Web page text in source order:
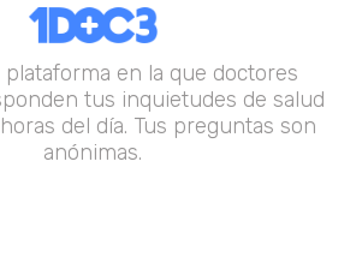
plataforma en la que doctores
tus inquietudes de salud
del día. Tus preguntas son
anónimas.